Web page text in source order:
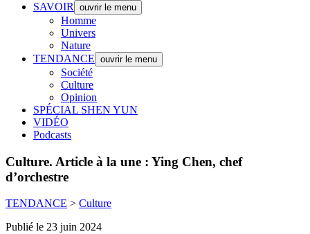
SAVOIR
ouvrir le menu
Homme
Univers
Nature
TENDANCE ouvrir le menu
Société
Culture
Opinion
SPÉCIAL SHEN YUN
VIDÉO
Podcasts
Culture. Article à la une : Ying Chen, chef
d’orchestre
TENDANCE > Culture
Publié le 23 juin 2024